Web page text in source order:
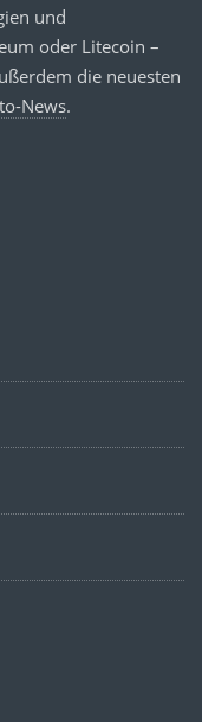
und
oder Litecoin –
die neuesten
News.